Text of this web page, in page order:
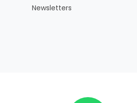
Newsletters